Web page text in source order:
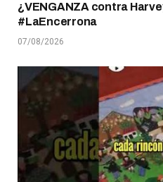
¿VENGANZA contra
#LaEncerrona
07/08/2026